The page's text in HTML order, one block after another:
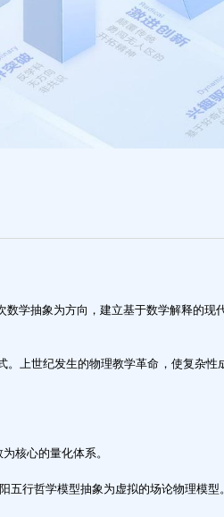
数学抽象为方向，建立基于数学解释的现
。上世纪发生的物理教学革命，使复杂性
核心的量化体系。
行哲学模型抽象为虚拟的场论物理模型